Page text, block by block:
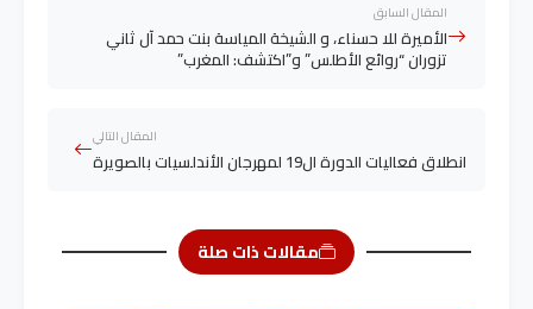
المقال السابق
الأميرة للا حسناء، و الشيخة المياسة بنت حمد آل ثاني
تزوران “روائع الأطلس” و”اكتشف: المغرب”
المقال التالي
انطلاق فعاليات الدورة ال19 لمهرجان الأندلسيات بالصويرة
مقالات ذات صلة